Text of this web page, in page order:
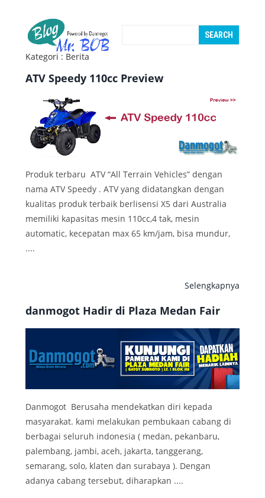
Kategori : Berita
ATV Speedy 110cc Preview
Produk terbaru ATV “All Terrain Vehicles” dengan
nama ATV Speedy . ATV yang didatangkan dengan
kualitas produk terbaik berlisensi X5 dari Australia
memiliki kapasitas mesin 110cc,4 tak, mesin
automatic, kecepatan max 65 km/jam, bisa mundur,
....
Selengkapnya
danmogot Hadir di Plaza Medan Fair
Danmogot Berusaha mendekatkan diri kepada
masyarakat. kami melakukan pembukaan cabang di
berbagai seluruh indonesia ( medan, pekanbaru,
palembang, jambi, aceh, jakarta, tanggerang,
semarang, solo, klaten dan surabaya ). Dengan
adanya cabang tersebut, diharapkan ....